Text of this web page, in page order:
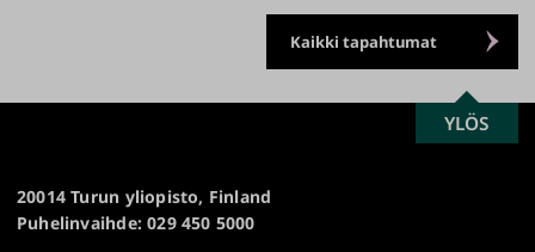
Kaikki tapahtumat
20014 Turun yliopisto, Finland
Puhelinvaihde: 029 450 5000
SCROLL
TO
YLÖS